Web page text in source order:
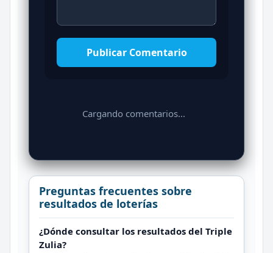
Publicar Comentario
Cargando comentarios...
Preguntas frecuentes sobre
resultados de loterías
¿Dónde consultar los resultados del Triple
Zulia?